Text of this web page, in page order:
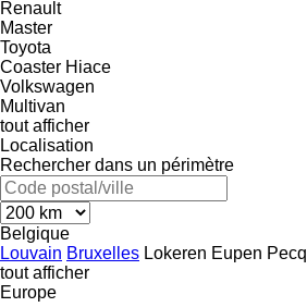
Renault
Master
Toyota
Coaster Hiace
Volkswagen
Multivan
tout afficher
Localisation
Rechercher dans un périmètre
Belgique
Louvain Bruxelles Lokeren Eupen Pecq
tout afficher
Europe